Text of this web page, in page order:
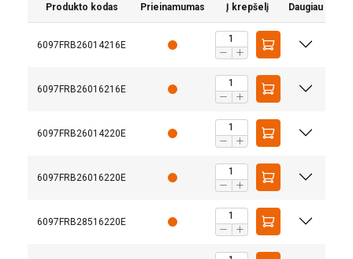
Produkto kodas Prieinamumas Į krepšelį Daugiau
6097FRB26014216E
6097FRB26016216E
6097FRB26014220E
6097FRB26016220E
6097FRB28516220E